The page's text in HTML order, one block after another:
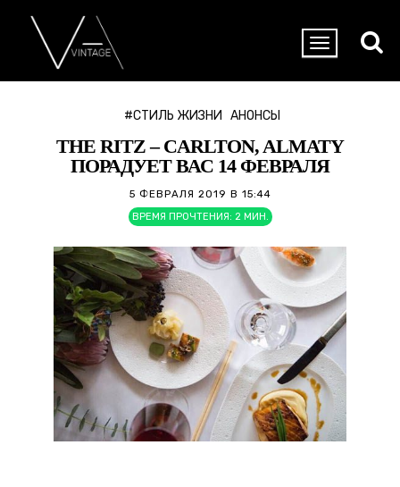
#СТИЛЬ ЖИЗНИ АНОНСЫ
THE RITZ – CARLTON, ALMATY
ПОРАДУЕТ ВАС 14 ФЕВРАЛЯ
5 ФЕВРАЛЯ 2019 В 15:44
ВРЕМЯ ПРОЧТЕНИЯ: 2 МИН.